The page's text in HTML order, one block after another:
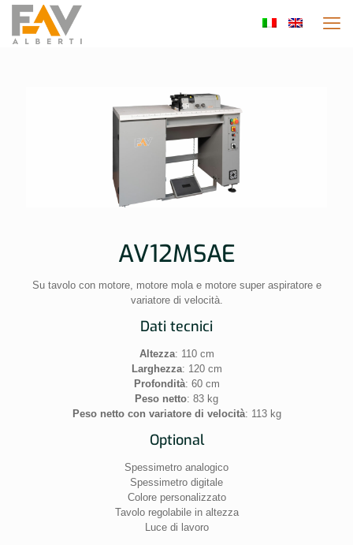
AV12MSAE
Su tavolo con motore, motore mola e motore super aspiratore e
variatore di velocità.
Dati tecnici
Altezza: 110 cm
Larghezza: 120 cm
Profondità: 60 cm
Peso netto: 83 kg
Peso netto con variatore di velocità: 113 kg
Optional
Spessimetro analogico
Spessimetro digitale
Colore personalizzato
Tavolo regolabile in altezza
Luce di lavoro